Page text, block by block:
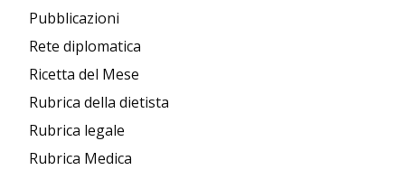
Pubblicazioni
Rete diplomatica
Ricetta del Mese
Rubrica della dietista
Rubrica legale
Rubrica Medica